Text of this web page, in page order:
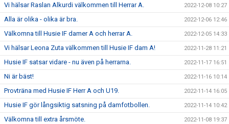
Vi hälsar Raslan Alkurdi välkommen till Herrar A. 2022-12-08 10:27
Alla är olika - olika är bra. 2022-12-06 12:46
Välkomna till Husie IF damer A och herrar A. 2022-12-05 14:33
Vi hälsar Leona Zuta välkommen till Husie IF dam A! 2022-11-28 11:21
Husie IF satsar vidare - nu även på herrarna. 2022-11-17 16:51
Ni är bäst! 2022-11-16 10:14
Provträna med Husie IF Herr A och U19. 2022-11-14 16:05
Husie IF gör långsiktig satsning på damfotbollen. 2022-11-14 10:42
Välkomna till extra årsmöte. 2022-11-08 19:37